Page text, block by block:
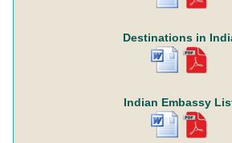
Destinations in
Indian Embassy